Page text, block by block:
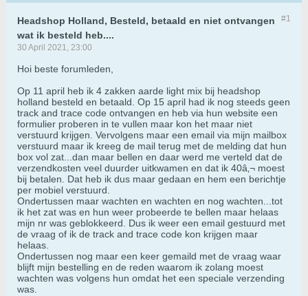
#1
Headshop Holland, Besteld, betaald en niet ontvangen
wat ik besteld heb....
30 April 2021, 23:00
Hoi beste forumleden,
Op 11 april heb ik 4 zakken aarde light mix bij headshop
holland besteld en betaald. Op 15 april had ik nog steeds geen
track and trace code ontvangen en heb via hun website een
formulier proberen in te vullen maar kon het maar niet
verstuurd krijgen. Vervolgens maar een email via mijn mailbox
verstuurd maar ik kreeg de mail terug met de melding dat hun
box vol zat...dan maar bellen en daar werd me verteld dat de
verzendkosten veel duurder uitkwamen en dat ik 40â‚¬ moest
bij betalen. Dat heb ik dus maar gedaan en hem een berichtje
per mobiel verstuurd.
Ondertussen maar wachten en wachten en nog wachten...tot
ik het zat was en hun weer probeerde te bellen maar helaas
mijn nr was geblokkeerd. Dus ik weer een email gestuurd met
de vraag of ik de track and trace code kon krijgen maar
helaas.
Ondertussen nog maar een keer gemaild met de vraag waar
blijft mijn bestelling en de reden waarom ik zolang moest
wachten was volgens hun omdat het een speciale verzending
was.